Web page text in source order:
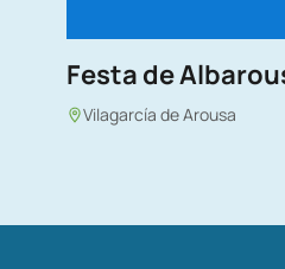
Festa de
Vilagarcía de Arousa